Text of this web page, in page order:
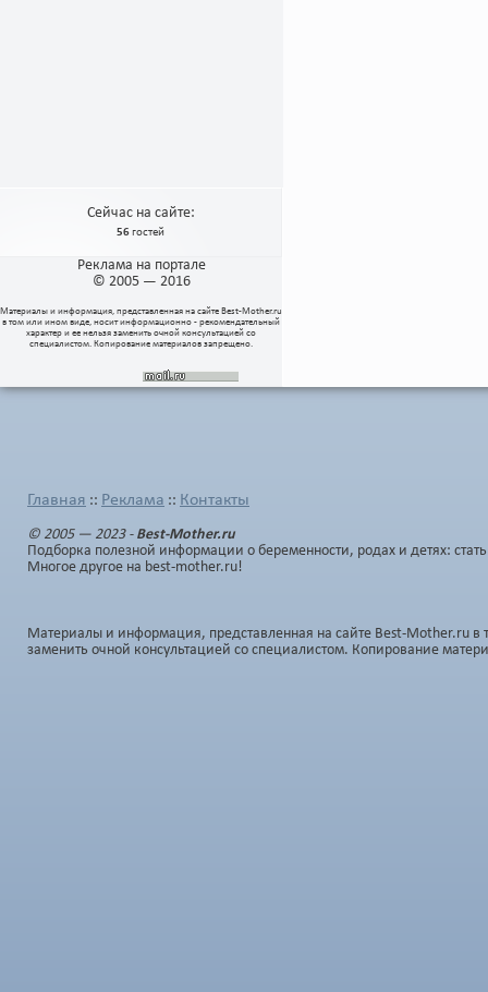
Сейчас на сайте:
56гостей
Реклама на портале
© 2005 — 2016
Материалы и информация, представленная на сайте Best-Mother.ru
в том или ином виде, носит информационно - рекомендательный
характер и ее нельзя заменить очной консультацией со
специалистом. Копирование материалов запрещено.
Главная :: Реклама :: Контакты
© 2005 — 2023 - Best-Mother.ru
Подборка полезной информации о беременности, родах и детях:
Многое другое на best-mother.ru!
Материалы и информация, представленная на сайте Best-Mother.ru
заменить очной консультацией со специалистом. Копирование